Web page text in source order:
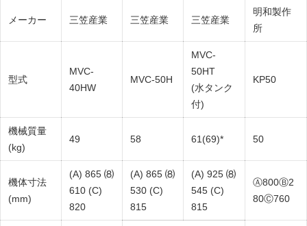
メーカー 三笠産業 三笠産業 三笠産業
明和製作
所
型式
MVC-
40HW
MVC-50H
MVC-
50HT
(水タンク
付)
KP50
機械質量
(kg)
49 58 61(69)* 50
機体寸法
(mm)
(A) 865 ⑻
610 (C)
820
(A) 865 ⑻
530 (C)
815
(A) 925 ⑻
545 (C)
815
Ⓐ800Ⓑ2
80Ⓒ760